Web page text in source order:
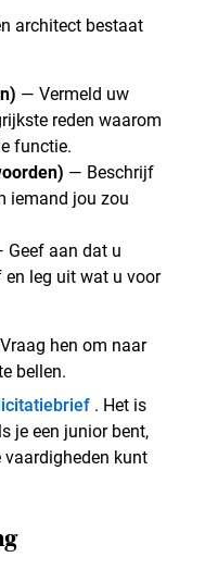
architect bestaat
— Vermeld uw
reden waarom
functie.
— Beschrijf
iemand jou zou
Geef aan dat u
en leg uit wat u voor
hen om naar
bellen.
. Het is
je een junior bent,
kunt